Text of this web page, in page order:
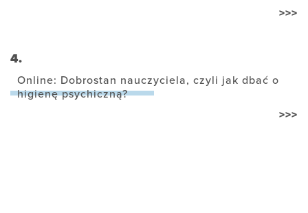
>>>
4.
Online: Dobrostan nauczyciela, czyli jak dbać o
higienę psychiczną?
>>>